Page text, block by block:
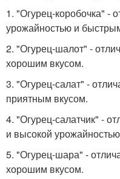
1. "Огурец-коробочка" -
урожайностью и
2. "Огурец-шалот" -
хорошим вкусом.
3. "Огурец-салат" -
приятным вкусом.
4. "Огурец-салатчик" -
и высокой
5. "Огурец-шара" -
хорошим вкусом.